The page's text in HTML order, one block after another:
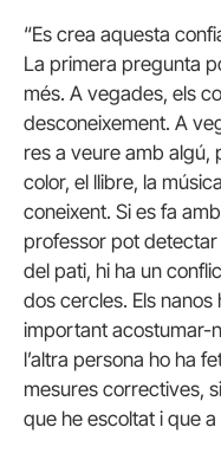
“Es crea aquesta
La primera pregunta
més. A vegades, els
desconeixement. A
res a veure amb algú,
color, el llibre, la
coneixent. Si es fa
professor pot detectar
del pati, hi ha un
dos cercles. Els nanos
important acostumar-
l’altra persona ho ha
mesures correctives,
que he escoltat i que a